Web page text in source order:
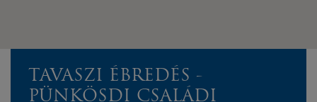
TAVASZI ÉBREDÉS -
PÜNKÖSDI CSALÁDI